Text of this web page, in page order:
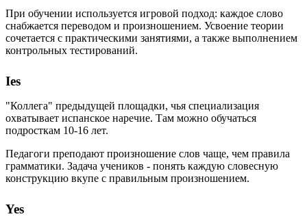
При обучении используется игровой подход: каждое слово
снабжается переводом и произношением. Усвоение теории
сочетается с практическими занятиями, а также выполнением
контрольных тестирований.
Ies
"Коллега" предыдущей площадки, чья специализация
охватывает испанское наречие. Там можно обучаться
подросткам 10-16 лет.
Педагоги преподают произношение слов чаще, чем правила
грамматики. Задача учеников - понять каждую словесную
конструкцию вкупе с правильным произношением.
Yes